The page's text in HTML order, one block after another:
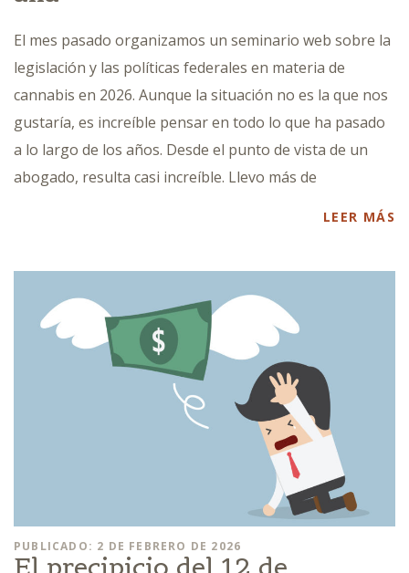
El mes pasado organizamos un seminario web sobre la
legislación y las políticas federales en materia de
cannabis en 2026. Aunque la situación no es la que nos
gustaría, es increíble pensar en todo lo que ha pasado
a lo largo de los años. Desde el punto de vista de un
abogado, resulta casi increíble. Llevo más de
LEER MÁS
PUBLICADO: 2 DE FEBRERO DE 2026